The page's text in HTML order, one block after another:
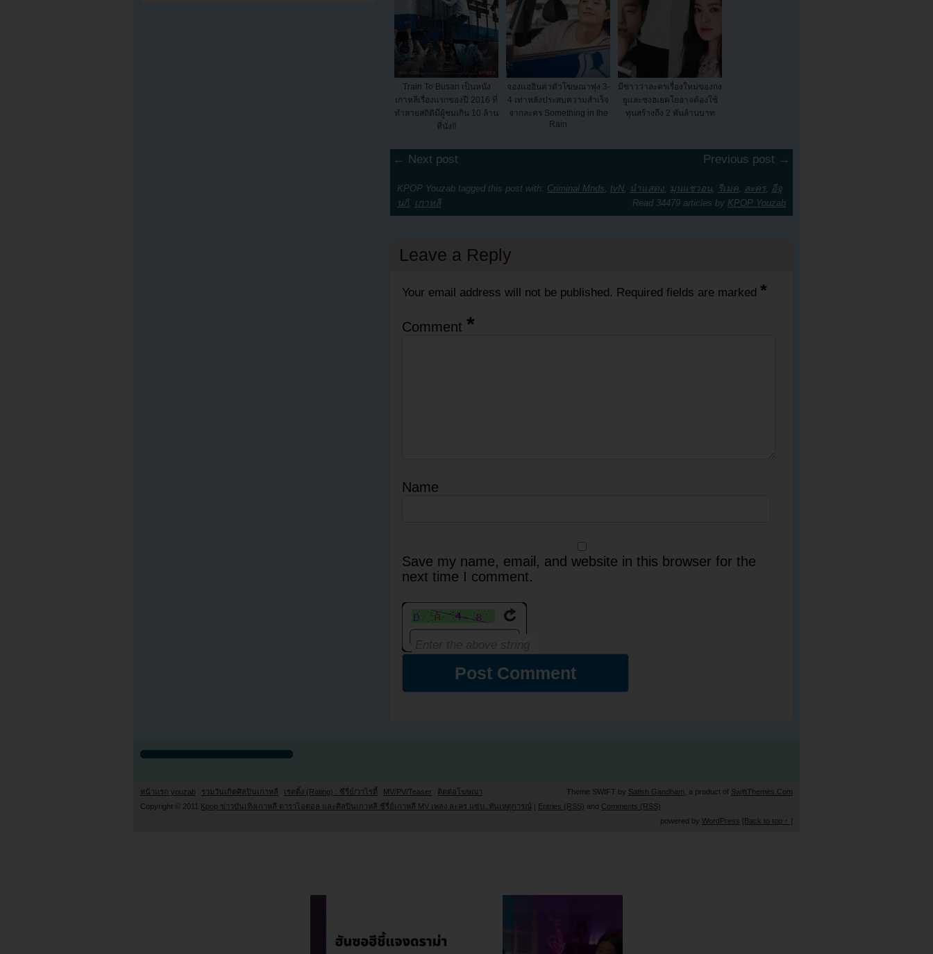
Train To Busan เป็นหนัง
เกาหลีเรื่องแรกของปี 2016 ที่
ทำลายสถิติมีผู้ชมเกิน 10 ล้าน
ที่นั่ง!!
จองแฮอินค่าตัวโฆษณาพุ่ง 3-
4 เท่าหลังประสบความสำเร็จ
จากละคร Something in the
Rain
มีข่าวว่าละครเรื่องใหม่ของกง
ยูและซงฮเยคโยอาจต้องใช้
ทุนสร้างถึง 2 พันล้านบาท
← Next post Previous post →
KPOP Youzab tagged this post with: Criminal Mnds, tvN, นำแสดง, มุนแชวอน, รีเมค, ละคร, อีจุ
นกิ, เกาหลี Read 34479 articles by KPOP Youzab
Leave a Reply
Your email address will not be published. Required fields are marked *
Comment *
Name
Save my name, email, and website in this browser for the
next time I comment.
หน้าแรก youzab รวมวันเกิดศิลปินเกาหลี เรตติ้ง (Rating) : ซีรี่ย์/วาไรตี้ MV/PV/Teaser ติดต่อโฆษณา Theme SWIFT by Satish Gandham , a product of SwiftThemes.Com
Copyright © 2011 Kpop ข่าวบันเทิงเกาหลี ดาราไอดอล และศิลปินเกาหลี ซีรี่ย์เกาหลี MV เพลง ละคร แซ่บ..ทันเหตุการณ์ | Entries (RSS) and Comments (RSS)
powered by WordPress [Back to top ↑ ]